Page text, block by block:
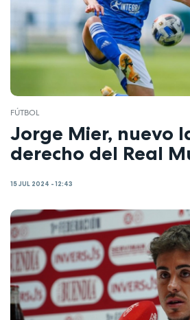
FÚTBOL
Jorge Mier, nuevo
derecho del Real
15 JUL 2024 - 12:43